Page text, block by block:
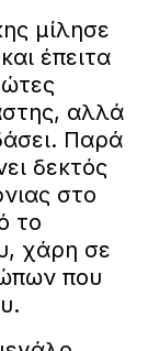
μίλησε
έπειτα
αλλά
Παρά
δεκτός
στο
το
χάρη σε
που